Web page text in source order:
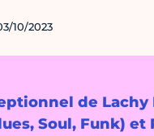
de Lachy
Soul, Funk) et
10/2023